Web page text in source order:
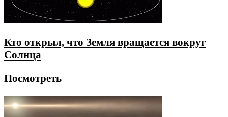
Кто открыл, что Земля вращается вокруг
Солнца
Посмотреть